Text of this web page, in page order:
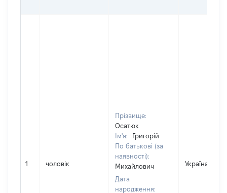
1 чоловік
Прізвище:
Осатюк
Ім'я:
Григорій
По батькові (за
наявності):
Михайлович
Дата
народження:
Україна